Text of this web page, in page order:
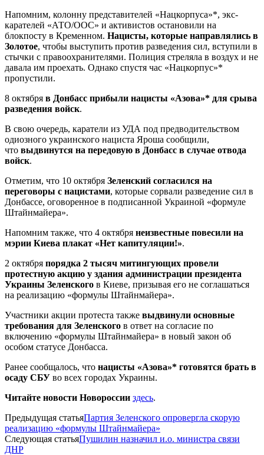
Напомним, колонну представителей «Нацкорпуса»*, экс-
карателей «АТО/ООС» и активистов остановили на
блокпосту в Кременном. Нацисты, которые направлялись в
Золотое, чтобы выступить против разведения сил, вступили в
стычки с правоохранителями. Полиция стреляла в воздух и не
давала им проехать. Однако спустя час «Нацкорпус»*
пропустили.
8 октября в Донбасс прибыли нацисты «Азова»* для срыва
разведения войск.
В свою очередь, каратели из УДА под предводительством
одиозного украинского нациста Яроша сообщили,
что выдвинутся на передовую в Донбасс в случае отвода
войск.
Отметим, что 10 октября Зеленский согласился на
переговоры с нацистами, которые сорвали разведение сил в
Донбассе, оговоренное в подписанной Украиной «формуле
Штайнмайера».
Напомним также, что 4 октября неизвестные повесили на
мэрии Киева плакат «Нет капитуляции!».
2 октября порядка 2 тысяч митингующих провели
протестную акцию у здания администрации президента
Украины Зеленского в Киеве, призывая его не соглашаться
на реализацию «формулы Штайнмайера».
Участники акции протеста также выдвинули основные
требования для Зеленского в ответ на согласие по
включению «формулы Штайнмайера» в новый закон об
особом статусе Донбасса.
Ранее сообщалось, что нацисты «Азова»* готовятся брать в
осаду СБУ во всех городах Украины.
Читайте новости Новороссии здесь.
Предыдущая статьяПартия Зеленского опровергла скорую
реализацию «формулы Штайнмайера»
Следующая статьяПушилин назначил и.о. министра связи
ДНР